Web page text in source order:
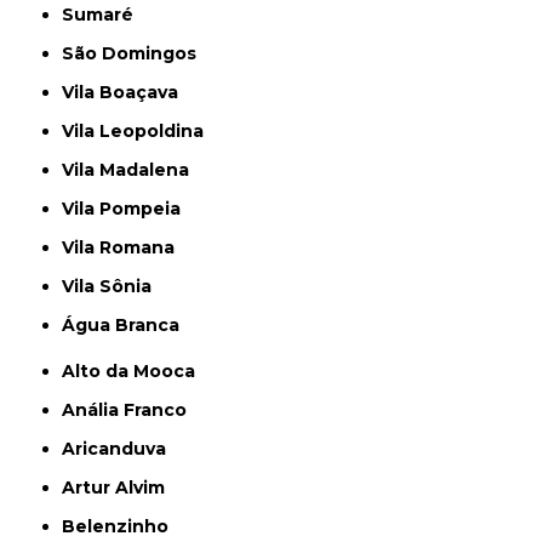
Sumaré
São Domingos
Vila Boaçava
Vila Leopoldina
Vila Madalena
Vila Pompeia
Vila Romana
Vila Sônia
Água Branca
Alto da Mooca
Anália Franco
Aricanduva
Artur Alvim
Belenzinho